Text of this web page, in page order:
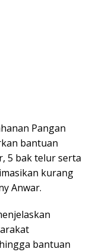
Pangan
bantuan
5 bak telur serta
kurang
Anwar.
bantuan